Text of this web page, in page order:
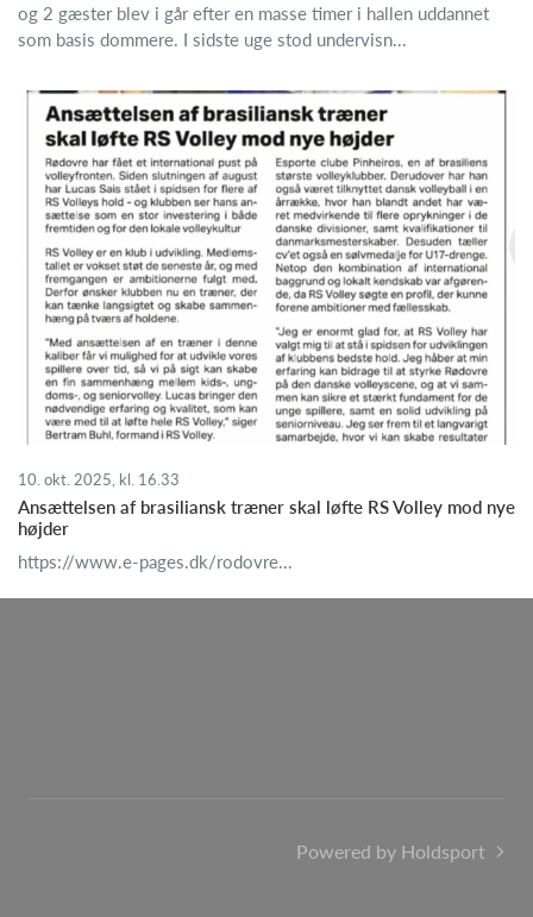
og 2 gæster blev i går efter en masse timer i hallen uddannet
som basis dommere. I sidste uge stod undervisn...
10. okt. 2025, kl. 16.33
Ansættelsen af brasiliansk træner skal løfte RS Volley mod nye
højder
https://www.e-pages.dk/rodovre...
Powered by Holdsport